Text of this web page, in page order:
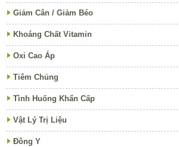
Giảm Cân / Giảm Béo
Khoáng Chất Vitamin
Oxi Cao Áp
Tiêm Chủng
Tình Huống Khẩn Cấp
Vật Lý Trị Liệu
Đông Y